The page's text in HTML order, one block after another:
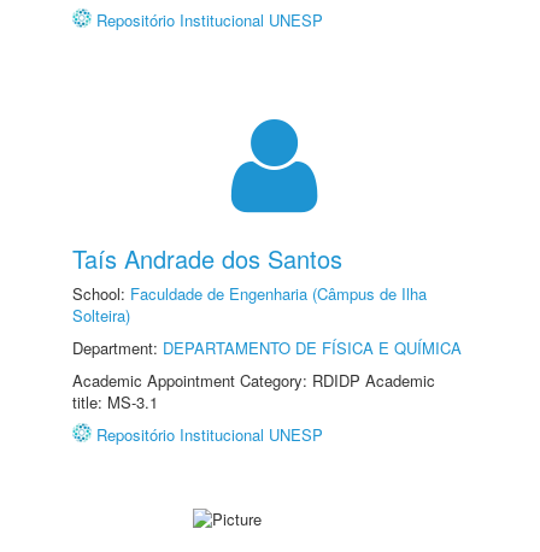
Repositório Institucional UNESP
Taís Andrade dos Santos
School: Faculdade de Engenharia (Câmpus de Ilha
Solteira)
Department: DEPARTAMENTO DE FÍSICA E QUÍMICA
Academic Appointment Category: RDIDP Academic
title: MS-3.1
Repositório Institucional UNESP